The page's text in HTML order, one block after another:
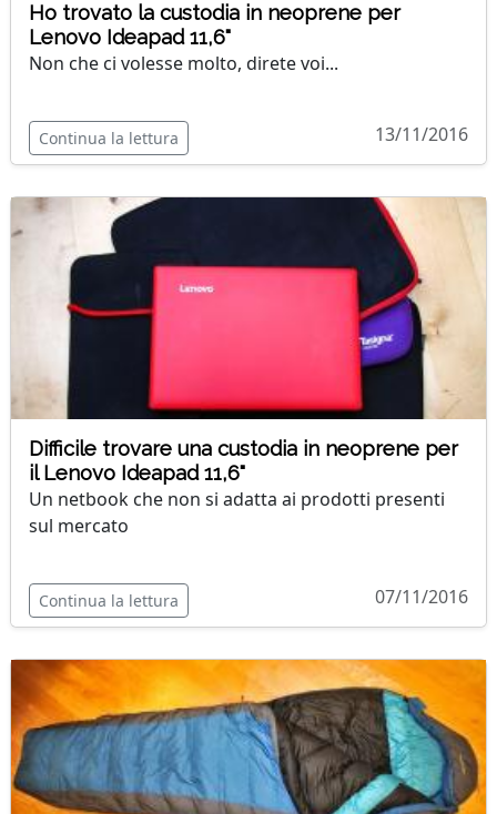
Ho trovato la custodia in neoprene per
Lenovo Ideapad 11,6"
Non che ci volesse molto, direte voi...
Continua la lettura 13/11/2016
Difficile trovare una custodia in neoprene per
il Lenovo Ideapad 11,6"
Un netbook che non si adatta ai prodotti presenti
sul mercato
Continua la lettura 07/11/2016